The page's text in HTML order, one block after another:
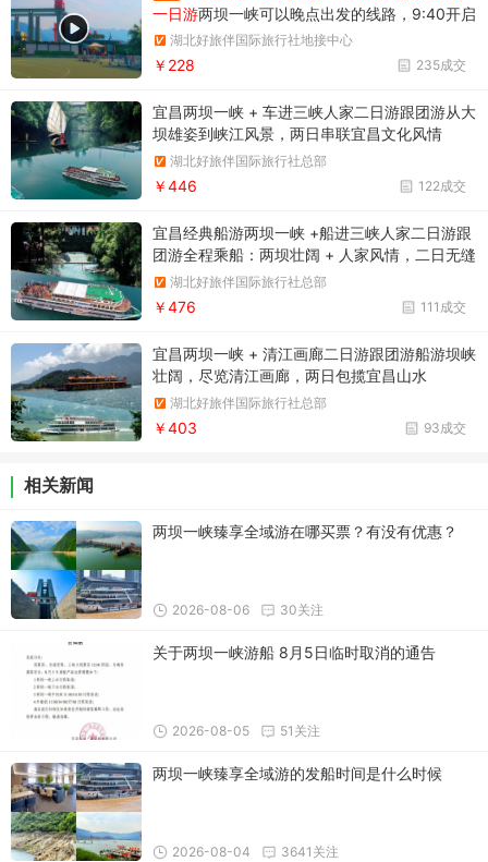
一日游两坝一峡可以晚点出发的线路，9:40开启
三峡之旅。两坝一峡游船过葛洲坝船闸
湖北好旅伴国际旅行社地接中心
235成交
￥228
宜昌两坝一峡 + 车进三峡人家二日游跟团游从大
坝雄姿到峡江风景，两日串联宜昌文化风情
湖北好旅伴国际旅行社总部
122成交
￥446
宜昌经典船游两坝一峡 +船进三峡人家二日游跟
团游全程乘船：两坝壮阔 + 人家风情，二日无缝
漫游湖北好旅伴国际旅行社总部
111成交
￥476
宜昌两坝一峡 + 清江画廊二日游跟团游船游坝峡
壮阔，尽览清江画廊，两日包揽宜昌山水
湖北好旅伴国际旅行社总部
93成交
￥403
相关新闻
两坝一峡臻享全域游在哪买票？有没有优惠？
30关注
2026-08-06
关于两坝一峡游船 8月5日临时取消的通告
51关注
2026-08-05
两坝一峡臻享全域游的发船时间是什么时候
3641关注
2026-08-04